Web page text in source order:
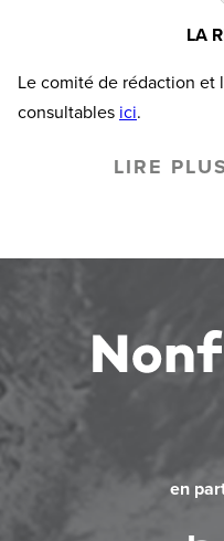
LA
Le comité de rédaction et
consultables ici.
LIRE
en